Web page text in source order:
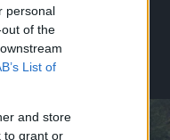
personal
of the
List of
and store
to grant or